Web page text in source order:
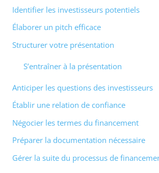
Identifier les investisseurs potentiels
Élaborer un pitch efficace
Structurer votre présentation
S’entraîner à la présentation
Anticiper les questions des investisseurs
Établir une relation de confiance
Négocier les termes du financement
Préparer la documentation nécessaire
Gérer la suite du processus de